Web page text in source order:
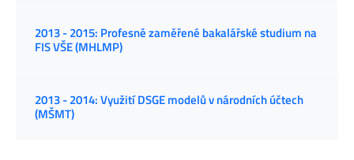
2013 - 2015: Profesně zaměřené bakalářské studium na
FIS VŠE (MHLMP)
2013 - 2014: Využití DSGE modelů v národních účtech
(MŠMT)